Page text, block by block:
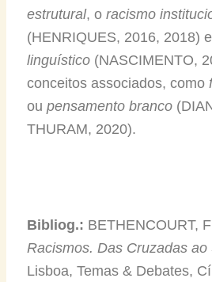
estrutural, o racismo
(HENRIQUES, 2016, 2018)
linguístico(NASCIMENTO,
conceitos associados, como
ou pensamento branco
THURAM, 2020).
Bibliog.: BETHENCOURT,
Racismos. Das Cruzadas ao
Lisboa, Temas & Debates,